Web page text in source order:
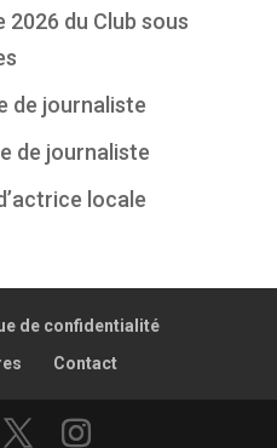
2026 du Club sous
de journaliste
de journaliste
locale
de confidentialité
Contact